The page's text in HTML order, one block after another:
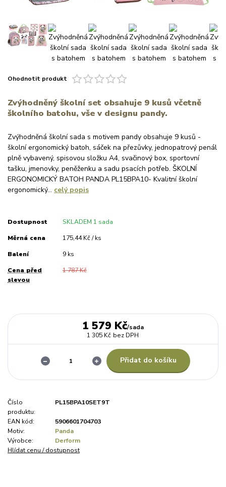
Ohodnotit produkt
Zvýhodněný školní set obsahuje 9 kusů včetně
školního batohu, vše v designu pandy.
Zvýhodněná školní sada s motivem pandy obsahuje 9 kusů -
školní ergonomický batoh, sáček na přezůvky, jednopatrový penál
plně vybavený, spisovou složku A4, svačinový box, sportovní
tašku, jmenovky, peněženku a sadu psacích potřeb. ŠKOLNÍ
ERGONOMICKÝ BATOH PANDA PL15BPA10- Kvalitní školní
ergonomický... celý popis
Dostupnost SKLADEM 1 sada
Měrná cena 175,44 Kč / ks
Balení 9 ks
Cena před
slevou
1 787 Kč
1 579 Kč/sada
1 305 Kč bez DPH
Přidat do košíku
Číslo
produktu:
PL15BPA10SET9T
EAN kód:
5906601704703
Motiv:
Panda
Výrobce:
Derform
Hlídat cenu / dostupnost